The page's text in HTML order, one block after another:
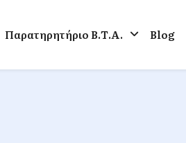
Παρατηρητήριο Β.Τ.Α. Blog